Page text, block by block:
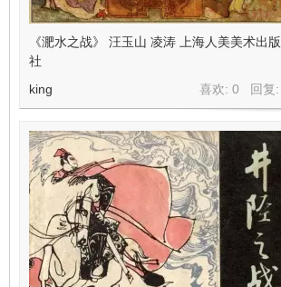
《淝水之战》 汪玉山 凌涛 上海人美美术出版
社
喜欢: 0 回复:
king